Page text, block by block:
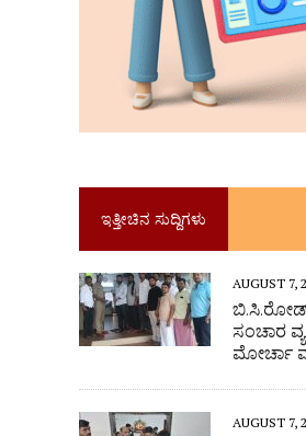
ಇತ್ತೀಚಿನ ಸುದ್ದಿಗಳು
AUGUST 7,
ಬಿ.ಸಿ.ರೋಡ್
ಸಂಚಾರ
ಮೋರ್ಚಾ
AUGUST 7,